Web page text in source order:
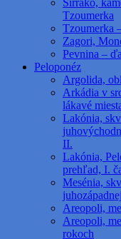
Sirráko,
Tzoumerka
Tzoumerka
Zagori,
Pevnina –
Peloponéz
Argolida,
Arkádia v
lákavé
Lakónia,
II.
Lakónia,
prehľad, I.
Mesénia,
Areopoli,
Areopoli,
rokoch